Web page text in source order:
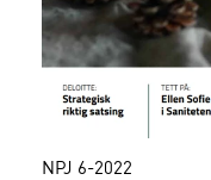
NPJ 6-2022